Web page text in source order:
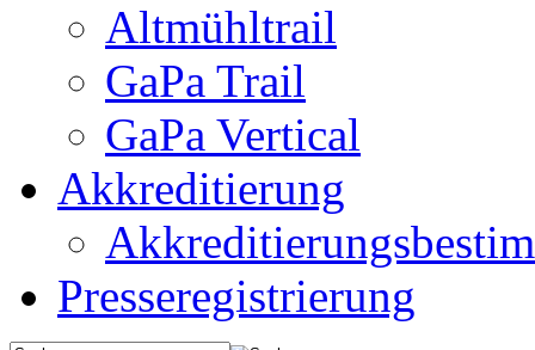
Altmühltrail
GaPa Trail
GaPa Vertical
Akkreditierung
Presseregistrierung